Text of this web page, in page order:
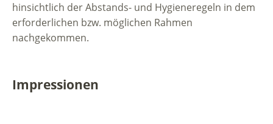
hinsichtlich der Abstands- und Hygieneregeln in dem
erforderlichen bzw. möglichen Rahmen
nachgekommen.
Impressionen